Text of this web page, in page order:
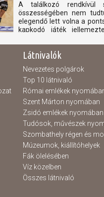
A találkozó rendkívül
összességében nem
elegendő lett volna a
kapkodó játék
Látnivalók
Nevezetes polgárok
Top 10 látnivaló
Római emlékek
Szent Márton nyomában
Zsidó emlékek nyomában
Tudósok, művészek
Szombathely régen és
Múzeumok, kiállítóhelyek
Fák ölelésében
Víz közelben
Összes látnivaló